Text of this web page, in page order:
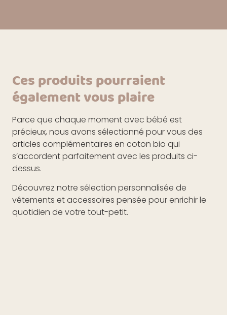
Ces produits pourraient
également vous plaire
Parce que chaque moment avec bébé est
précieux, nous avons sélectionné pour vous des
articles complémentaires en coton bio qui
s’accordent parfaitement avec les produits ci-
dessus.
Découvrez notre sélection personnalisée de
vêtements et accessoires pensée pour enrichir le
quotidien de votre tout-petit.